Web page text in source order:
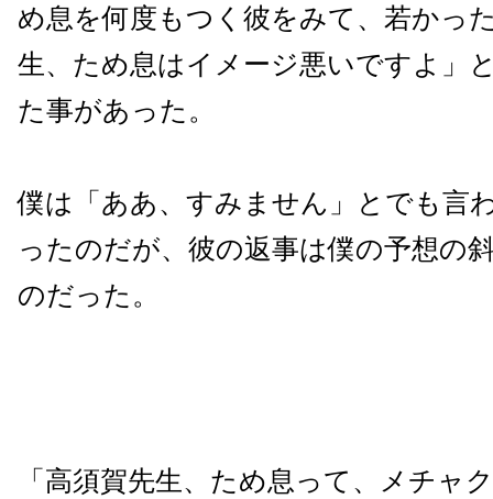
め息を何度もつく彼をみて、若かっ
生、ため息はイメージ悪いですよ」
た事があった。
僕は「ああ、すみません」とでも言
ったのだが、彼の返事は僕の予想の
のだった。
「高須賀先生、ため息って、メチャ